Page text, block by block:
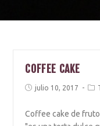
COFFEE CAKE
julio 10, 2017
Coffee cake de